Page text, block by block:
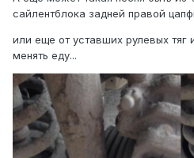
сайлентблока задней правой
или еще от уставших рулевых тяг
менять еду...